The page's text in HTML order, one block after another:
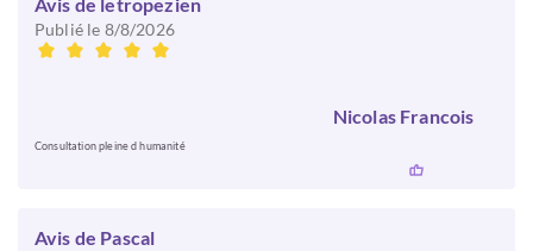
Publié le 8/8/2026
Nicolas Francois
Consultation pleine d humanité
Avis de Pascal